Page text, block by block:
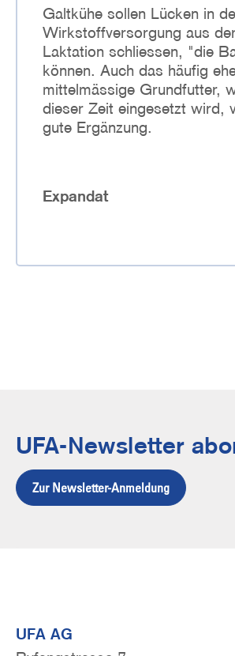
Galtkühe sollen Lücken in
Wirkstoffversorgung aus
Laktation schliessen, "die
können. Auch das häufig
mittelmässige Grundfutter,
dieser Zeit eingesetzt wird,
gute Ergänzung.
Expandat
UFA-Newsletter
Zur Newsletter-Anmeldung
UFA AG